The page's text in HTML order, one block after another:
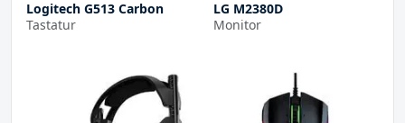
Logitech G513 Carbon
Tastatur
LG M2380D
Monitor